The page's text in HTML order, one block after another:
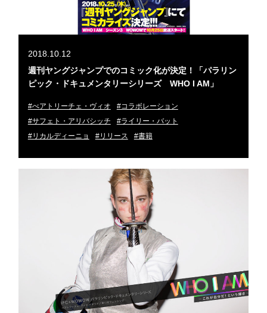
2018.10.12
週刊ヤングジャンプでのコミック化が決定！「パラリン
ピック・ドキュメンタリーシリーズ WHO I AM」
#べアトリーチェ・ヴィオ
#コラボレーション
#サフェト・アリバシッチ
#ライリー・バット
#リカルディーニョ
#リリース #書籍